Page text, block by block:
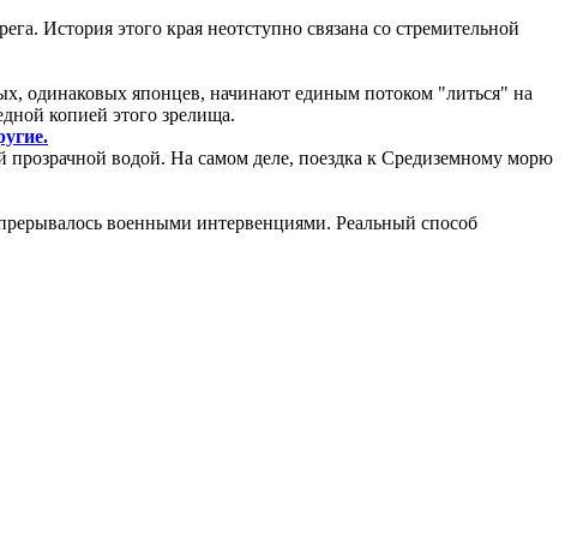
История этого края неотступно связана со стремительной
одинаковых японцев, начинают единым потоком "литься" на
копией этого зрелища.
водой. На самом деле, поездка к Средиземному морю
военными интервенциями. Реальный способ